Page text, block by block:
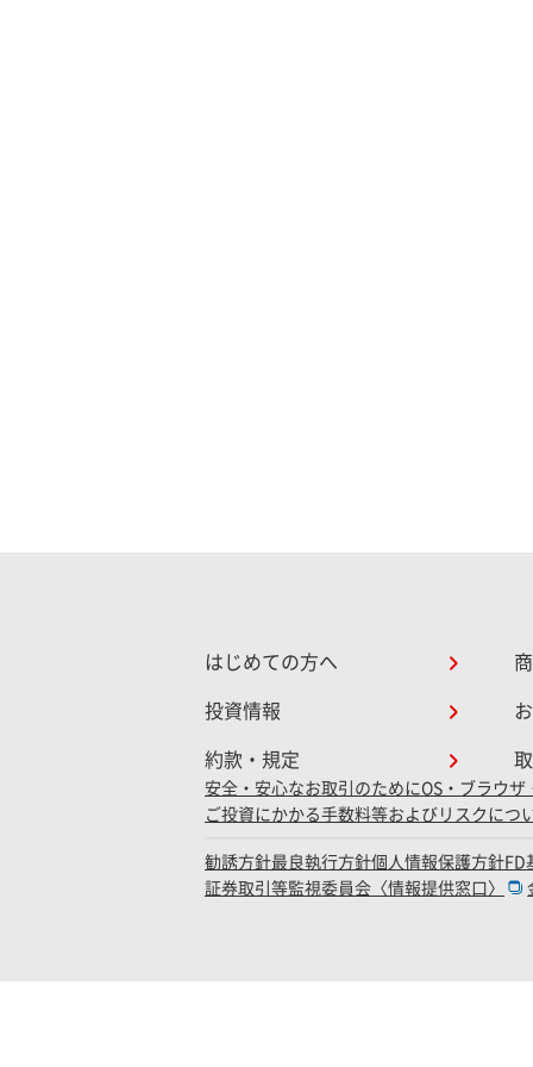
はじめての方へ
投資情報
約款・規定
安全・安心なお取引のためにOS・ブラウザ
ご投資にかかる手数料等およびリスクにつ
勧誘方針最良執行方針個人情報保護方針FD
証券取引等監視委員会〈情報提供窓口〉